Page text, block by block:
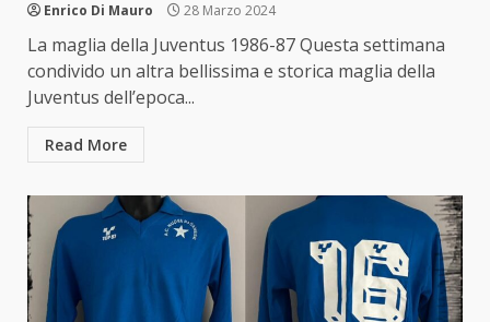
Enrico Di Mauro 28 Marzo 2024
La maglia della Juventus 1986-87 Questa settimana
condivido un altra bellissima e storica maglia della
Juventus dell’epoca...
Read More